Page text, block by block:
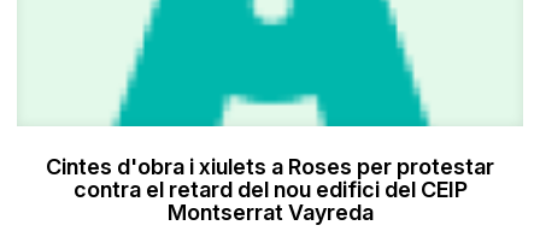
Cintes d'obra i xiulets a Roses per protestar
contra el retard del nou edifici del CEIP
Montserrat Vayreda